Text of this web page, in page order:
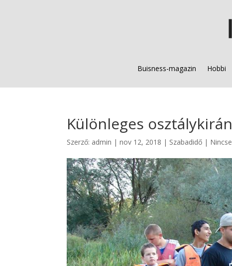
Buisness-magazin Hobbi
Különleges
Szerző: admin |nov 12, 2018 | Szabadidő |